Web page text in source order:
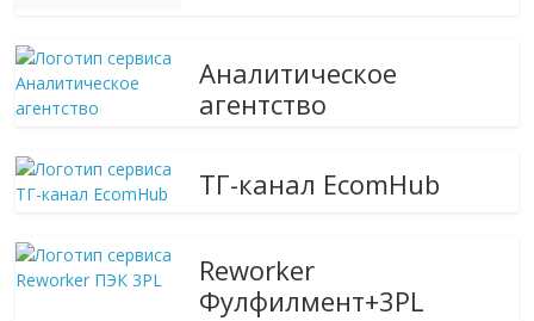
Аналитическое
агентство
ТГ-канал EcomHub
Reworker
Фулфилмент+3PL